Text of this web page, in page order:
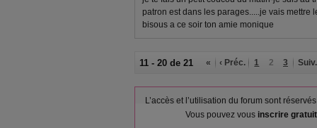
patron est dans les parages.....je vais mettre
bisous a ce soir ton amie monique
11 - 20 de 21 « ‹ Préc. 1 2 3 Suiv.
L’accès et l’utilisation du forum sont
Vous pouvez vous inscrire